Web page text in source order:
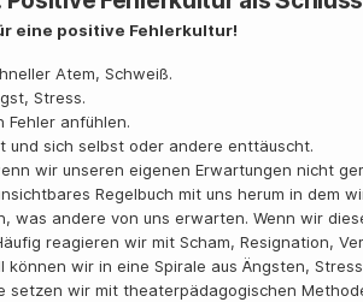
eine positive Fehlerkultur!
Atem, Schweiß.
Stress.
Fehler anfühlen.
und sich selbst oder andere enttäuscht.
wir unseren eigenen Erwartungen nicht
Regelbuch mit uns herum in dem
was andere von uns erwarten. Wenn wir
reagieren wir mit Scham, Resignation,
können wir in eine Spirale aus Ängsten,
setzen wir mit theaterpädagogischen